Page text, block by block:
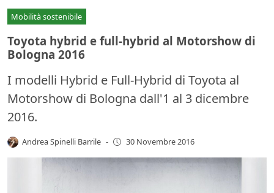
Mobilità sostenibile
Toyota hybrid e full-hybrid al Motorshow di
Bologna 2016
I modelli Hybrid e Full-Hybrid di Toyota al
Motorshow di Bologna dall'1 al 3 dicembre
2016.
Andrea Spinelli Barrile - 30 Novembre 2016